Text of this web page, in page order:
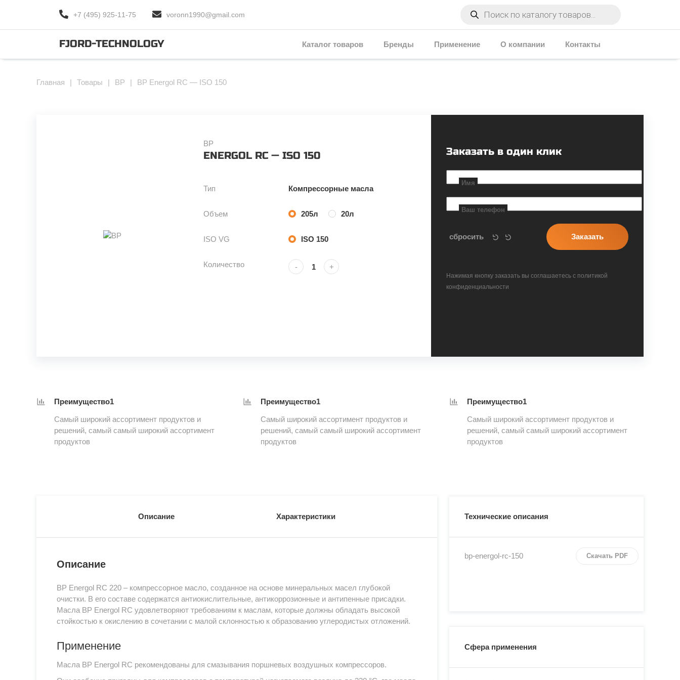
+7 (495) 925-11-75 voronn1990@gmail.com
товаров
FJORD-TECHNOLOGY Каталог товаров Бренды Применение О компании Контакты
Главная | Товары | BP | BP Energol RC — ISO 150
BP
ENERGOL RC — ISO 150
Тип Компрессорные масла
Объем 205л 20л
ISO VG ISO 150
Количество - +
Заказать в один клик
Имя
Ваш телефон
Нажимая кнопку заказать вы соглашаетесь с политикой
конфиденциальности
Преимущество1
Самый широкий ассортимент продуктов и
решений, самый самый широкий ассортимент
продуктов
Преимущество1
Самый широкий ассортимент продуктов и
решений, самый самый широкий ассортимент
продуктов
Преимущество1
Самый широкий ассортимент продуктов и
решений, самый самый широкий ассортимент
продуктов
Описание Характеристики
Описание
BP Energol RC 220 – компрессорное масло, созданное на основе минеральных масел глубокой
очистки. В его составе содержатся антиокислительные, антикоррозионные и антипенные присадки.
Масла BP Energol RC удовлетворяют требованиям к маслам, которые должны обладать высокой
стойкостью к окислению в сочетании с малой склонностью к образованию углеродистых отложений.
Применение
Масла BP Energol RC рекомендованы для смазывания поршневых воздушных компрессоров.
Технические описания
bp-energol-rc-150 Скачать PDF
Сфера применения